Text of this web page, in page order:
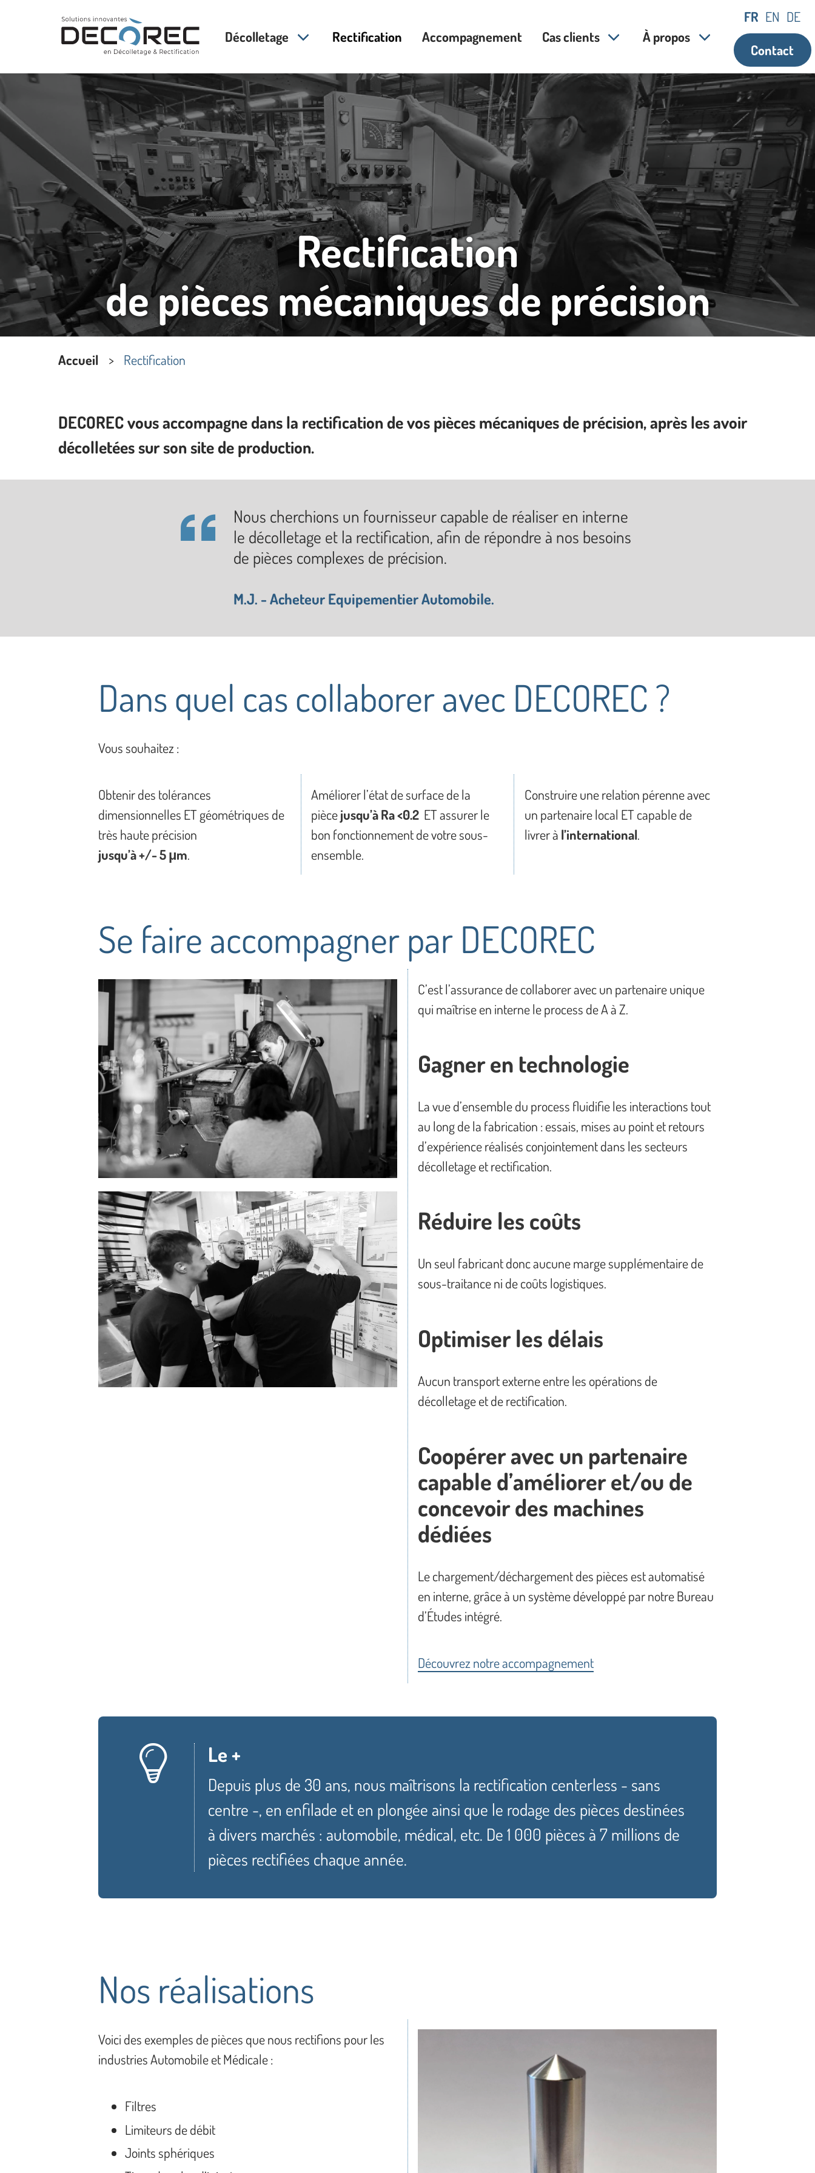
Décolletage Rectification Accompagnement Cas clients À propos
Contact
FR EN DE
Rectification
de pièces mécaniques de précision
Accueil Rectification
DECOREC vous accompagne dans la rectification de vos pièces mécaniques de précision, après les avoir
décolletées sur son site de production.
Nous cherchions un fournisseur capable de réaliser en interne
le décolletage et la rectification, afin de répondre à nos besoins
de pièces complexes de précision.
M.J. - Acheteur Equipementier Automobile.
Dans quel cas collaborer avec DECOREC ?
Vous souhaitez :
Obtenir des tolérances
dimensionnelles ET géométriques de
très haute précision
jusqu’à +/- 5 μm.
Améliorer l’état de surface de la
piècejusqu’à Ra <0.2 ET assurer le
bon fonctionnement de votre sous-
ensemble.
Construire une relation pérenne avec
un partenaire local ET capable de
livrer à l’international.
Se faire accompagner par DECOREC
C’est l’assurance de collaborer avec un partenaire unique
qui maîtrise en interne le process de A à Z.
Gagner en technologie
La vue d’ensemble du process fluidifie les interactions tout
au long de la fabrication : essais, mises au point et retours
d’expérience réalisés conjointement dans les secteurs
décolletage et rectification.
Réduire les coûts
Un seul fabricant donc aucune marge supplémentaire de
sous-traitance ni de coûts logistiques.
Optimiser les délais
Aucun transport externe entre les opérations de
décolletage et de rectification.
Coopérer avec un partenaire
capable d’améliorer et/ou de
concevoir des machines
dédiées
Le chargement/déchargement des pièces est automatisé
en interne, grâce à un système développé par notre Bureau
d’Études intégré.
Découvrez notre accompagnement
Le +
Depuis plus de 30 ans, nous maîtrisons la rectification centerless - sans
centre -, en enfilade et en plongée ainsi que le rodage des pièces destinées
à divers marchés : automobile, médical, etc. De 1 000 pièces à 7 millions de
pièces rectifiées chaque année.
Nos réalisations
Voici des exemples de pièces que nous rectifions pour les
industries Automobile et Médicale :
Filtres
Limiteurs de débit
Joints sphériques